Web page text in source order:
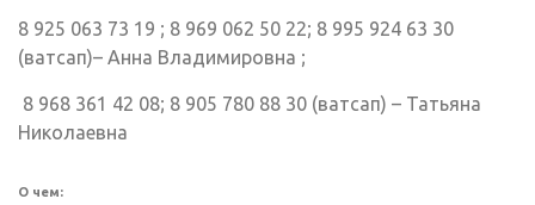
8 925 063 73 19 ; 8 969 062 50 22; 8 995 924 63 30
(ватсап)– Анна Владимировна ;
8 968 361 42 08; 8 905 780 88 30 (ватсап) – Татьяна
Николаевна
О чем: